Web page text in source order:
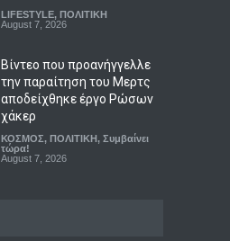
LIFESTYLE, ΠΟΛΙΤΙΚΗ
August 7, 2026
Βίντεο που προανήγγελλε
την παραίτηση του Μερτς
αποδείχθηκε έργο Ρώσων
χάκερ
ΚΟΣΜΟΣ, ΠΟΛΙΤΙΚΗ, Συμβαίνει
τώρα!
August 7, 2026